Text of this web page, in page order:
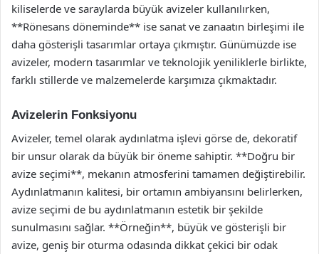
kiliselerde ve saraylarda büyük avizeler kullanılırken,
**Rönesans döneminde** ise sanat ve zanaatın birleşimi ile
daha gösterişli tasarımlar ortaya çıkmıştır. Günümüzde ise
avizeler, modern tasarımlar ve teknolojik yeniliklerle birlikte,
farklı stillerde ve malzemelerde karşımıza çıkmaktadır.
Avizelerin Fonksiyonu
Avizeler, temel olarak aydınlatma işlevi görse de, dekoratif
bir unsur olarak da büyük bir öneme sahiptir. **Doğru bir
avize seçimi**, mekanın atmosferini tamamen değiştirebilir.
Aydınlatmanın kalitesi, bir ortamın ambiyansını belirlerken,
avize seçimi de bu aydınlatmanın estetik bir şekilde
sunulmasını sağlar. **Örneğin**, büyük ve gösterişli bir
avize, geniş bir oturma odasında dikkat çekici bir odak